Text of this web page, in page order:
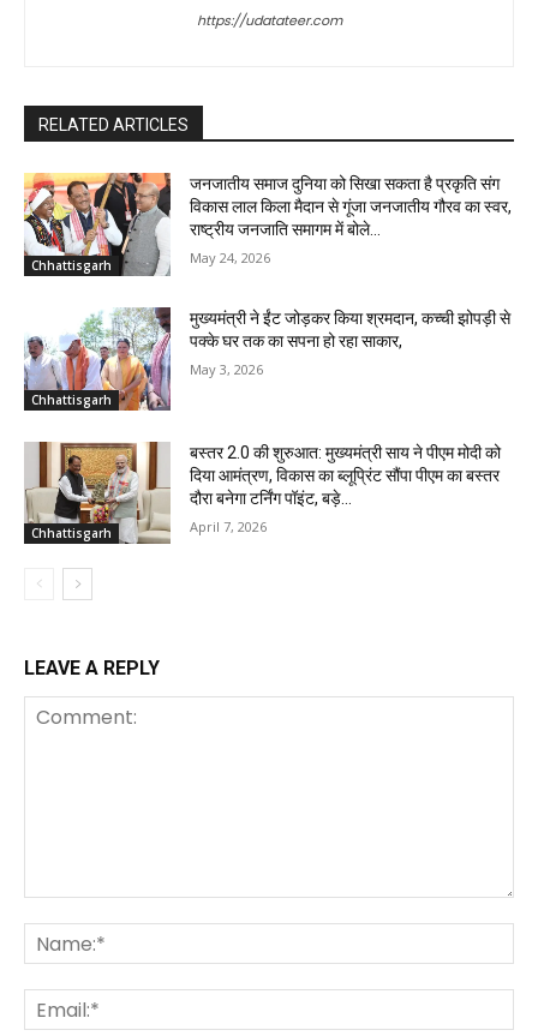
https://udatateer.com
RELATED ARTICLES
Chhattisgarh
जनजातीय समाज दुनिया को सिखा सकता है प्रकृति संग
विकास लाल किला मैदान से गूंजा जनजातीय गौरव का स्वर,
राष्ट्रीय जनजाति समागम में बोले...
May 24, 2026
Chhattisgarh
मुख्यमंत्री ने ईंट जोड़कर किया श्रमदान, कच्ची झोपड़ी से
पक्के घर तक का सपना हो रहा साकार,
May 3, 2026
Chhattisgarh
बस्तर 2.0 की शुरुआत: मुख्यमंत्री साय ने पीएम मोदी को
दिया आमंत्रण, विकास का ब्लूप्रिंट सौंपा पीएम का बस्तर
दौरा बनेगा टर्निंग पॉइंट, बड़े...
April 7, 2026
LEAVE A REPLY